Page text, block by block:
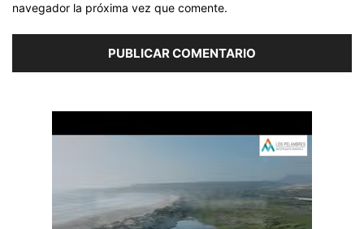
navegador la próxima vez que comente.